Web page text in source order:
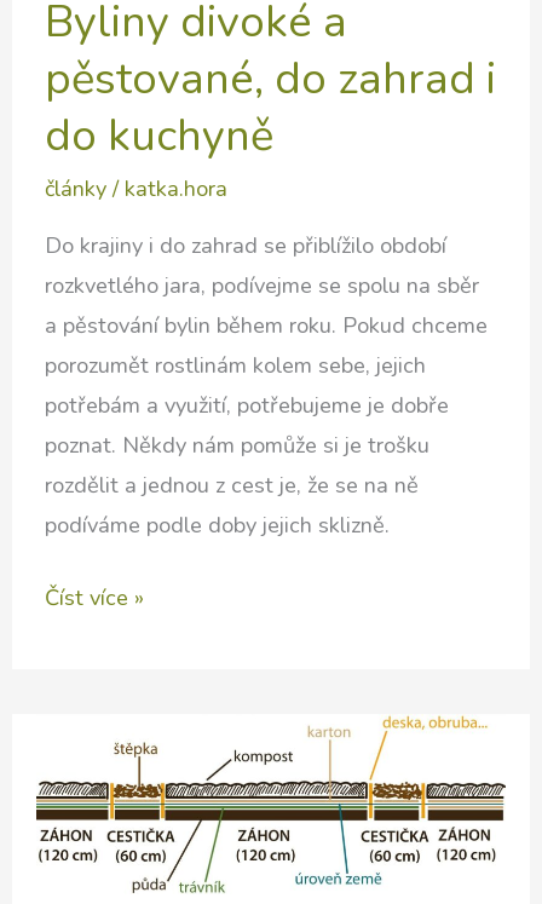
Byliny divoké a
pěstované, do zahrad i
do kuchyně
články/ katka.hora
Do krajiny i do zahrad se přiblížilo období
rozkvetlého jara, podívejme se spolu na sběr
a pěstování bylin během roku. Pokud chceme
porozumět rostlinám kolem sebe, jejich
potřebám a využití, potřebujeme je dobře
poznat. Někdy nám pomůže si je trošku
rozdělit a jednou z cest je, že se na ně
podíváme podle doby jejich sklizně.
Byliny
zahrad
i
Číst více »